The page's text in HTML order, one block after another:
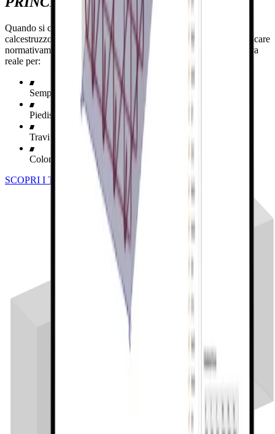
Quando si collegano elementi in acciaio a blocchi o elementi in
calcestruzzo, altri strumenti non consentono di progettare e verificare
normativamente tutto. Non limitarti ai modelli e utilizza l'armatura
reale per:
Semplici blocchi di fondazione
Piedistalli a più livelli
Travi in calcestruzzo
Colonne
SCOPRI I TIPI DI DISPOSIZIONE